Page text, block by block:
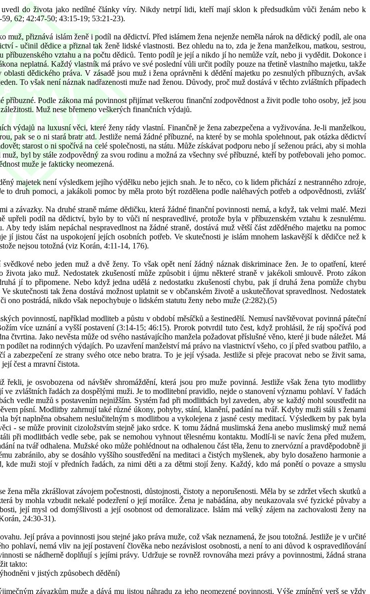
do života jako nedílné články víry. Nikdy netrpí lidi, kteří mají sklon k předsudkům vůči ženám nebo k
62; 42:47-50; 43:15-19; 53:21-23).
přiznává islám ženě i podíl na dědictví. Před islámem žena nejenže neměla nárok na dědický podíl, ale ona
- učinil dědice a přiznal tak ženě lidské vlastnosti. Bez ohledu na to, zda je žena manželkou, matkou, sestrou,
vztahu a na počtu dědiců. Tento podíl je její a nikdo jí ho nemůže vzít, nebo ji vydědit. Dokonce i
neplatná. Každý vlastník má právo ve své poslední vůli určit podíly pouze na třetině vlastního majetku, takže
dědického práva. V zásadě jsou muž i žena oprávněni k dědění majetku po zesnulých příbuzných, avšak
To však není náznak nadřazenosti muže nad ženou. Důvody, proč muž dostává v těchto zvláštních případech
Podle zákona má povinnost přijímat veškerou finanční zodpovědnost a živit podle toho osoby, jež jsou
Muž nese břemeno veškerých finančních výdajů.
výdajů na luxusní věci, které ženy rády vlastní. Finančně je žena zabezpečena a vyživována. Je-li manželkou,
se o ni stará bratr atd. Jestliže nemá žádné příbuzné, na které by se mohla spolehnout, pak otázka dědictví
starost o ni spočívá na celé společnosti, na státu. Může získávat podporu nebo jí seženou práci, aby si mohla
byl by stále zodpovědný za svou rodinu a možná za všechny své příbuzné, kteří by potřebovali jeho pomoc.
muže je fakticky neomezená.
majetek není výsledkem jejího výdělku nebo jejich snah. Je to něco, co k lidem přichází z nestranného zdroje,
druh pomoci, a jakákoli pomoc by měla proto být rozdělena podle naléhavých potřeb a odpovědnosti, zvlášť
a závazky. Na druhé straně máme dědičku, která žádné finanční povinnosti nemá, a když, tak velmi malé. Mezi
podíl na dědictví, bylo by to vůči ní nespravedlivé, protože byla v příbuzenském vztahu k zesnulému.
tedy islám nepáchal nespravedlnost na žádné straně, dostává muž větší část zděděného majetku na pomoc
jí jistou část na uspokojení jejích osobních potřeb. Ve skutečnosti je islám mnohem laskavější k dědičce než k
nejsou totožná (viz Korán, 4:11-14, 176).
nebo jeden muž a dvě ženy. To však opět není žádný náznak diskriminace žen. Je to opatření, které
jako muž. Nedostatek zkušeností může způsobit i újmu některé straně v jakékoli smlouvě. Proto zákon
jí to připomene. Nebo když jedna udělá z nedostatku zkušeností chybu, pak jí druhá žena pomůže chybu
skutečnosti tak žena dostává možnost uplatnit se v občanském životě a uskutečňovat spravedlnost. Nedostatek
ono postrádá, nikdo však nepochybuje o lidském statutu ženy nebo muže (2:282).(5)
povinností, například modliteb a půstu v období měsíčků a šestinedělí. Nemusí navštěvovat povinná páteční
více uznání a vyšší postavení (3:14-15; 46:15). Prorok potvrdil tuto čest, když prohlásil, že ráj spočívá pod
Jako nevěsta může od svého nastávajícího manžela požadovat příslušné věno, které ji bude náležet. Má
podílet na rodinných výdajích. Po uzavření manželství má právo na vlastnictví všeho, co jí před svatbou patřilo, a
zabezpečení ze strany svého otce nebo bratra. To je její výsada. Jestliže si přeje pracovat nebo se živit sama,
čest a mravní čistota.
je osvobozena od návštěv shromáždění, která jsou pro muže povinná. Jestliže však žena tyto modlitby
zvláštních řadách za dospělými muži. Je to modlitební pravidlo, nejde o stanovení významu pohlaví. V řadách
vedle mužů s postavením nejnižším. Systém řad při modlitbách byl zaveden, aby se každý mohl soustředit na
písní. Modlitby zahrnují také různé úkony, pohyby, stání, klanění, padání na tvář. Kdyby muži stáli s ženami
naplněna obsahem neslučitelným s modlitbou a vykolejena z jasné cesty meditací. Výsledkem by pak byla
- se může provinit cizoložstvím stejně jako srdce. K tomu žádná muslimská žena anebo muslimský muž nemá
při modlitbách vedle sebe, pak se nemohou vyhnout tělesnému kontaktu. Modlí-li se navíc žena před mužem,
na tvář odhalena. Mužské oko může pohlédnout na odhalenou část těla, ženu to znervózní a pravděpodobně ji
zabránilo, aby se dosáhlo vyššího soustředění na meditaci a čistých myšlenek, aby bylo dosaženo harmonie a
muži stojí v předních řadách, za nimi děti a za dětmi stojí ženy. Každý, kdo má ponětí o povaze a smyslu
měla zkrášlovat závojem počestnosti, důstojnosti, čistoty a neporušenosti. Měla by se zdržet všech skutků a
by mohla vzbudit nekalé podezření o její morálce. Žena je nabádána, aby neukazovala své fyzické půvaby a
její mysl od domýšlivosti a její osobnost od demoralizace. Islám má velký zájem na zachovalosti ženy na
24:30-31).
Její práva a povinnosti jsou stejné jako práva muže, což však neznamená, že jsou totožná. Jestliže je v určité
pohlaví, nemá vliv na její postavení člověka nebo nezávislost osobnosti, a není to ani důvod k ospravedlňování
se nádherně doplňují s jejími právy. Udržuje se rovněž rovnováha mezi právy a povinnostmi, žádná strana
takto:
v jistých způsobech dědění)
závazkům muže a dává mu jistou náhradu za jeho neomezené povinnosti. Výše zmíněný verš se vždy